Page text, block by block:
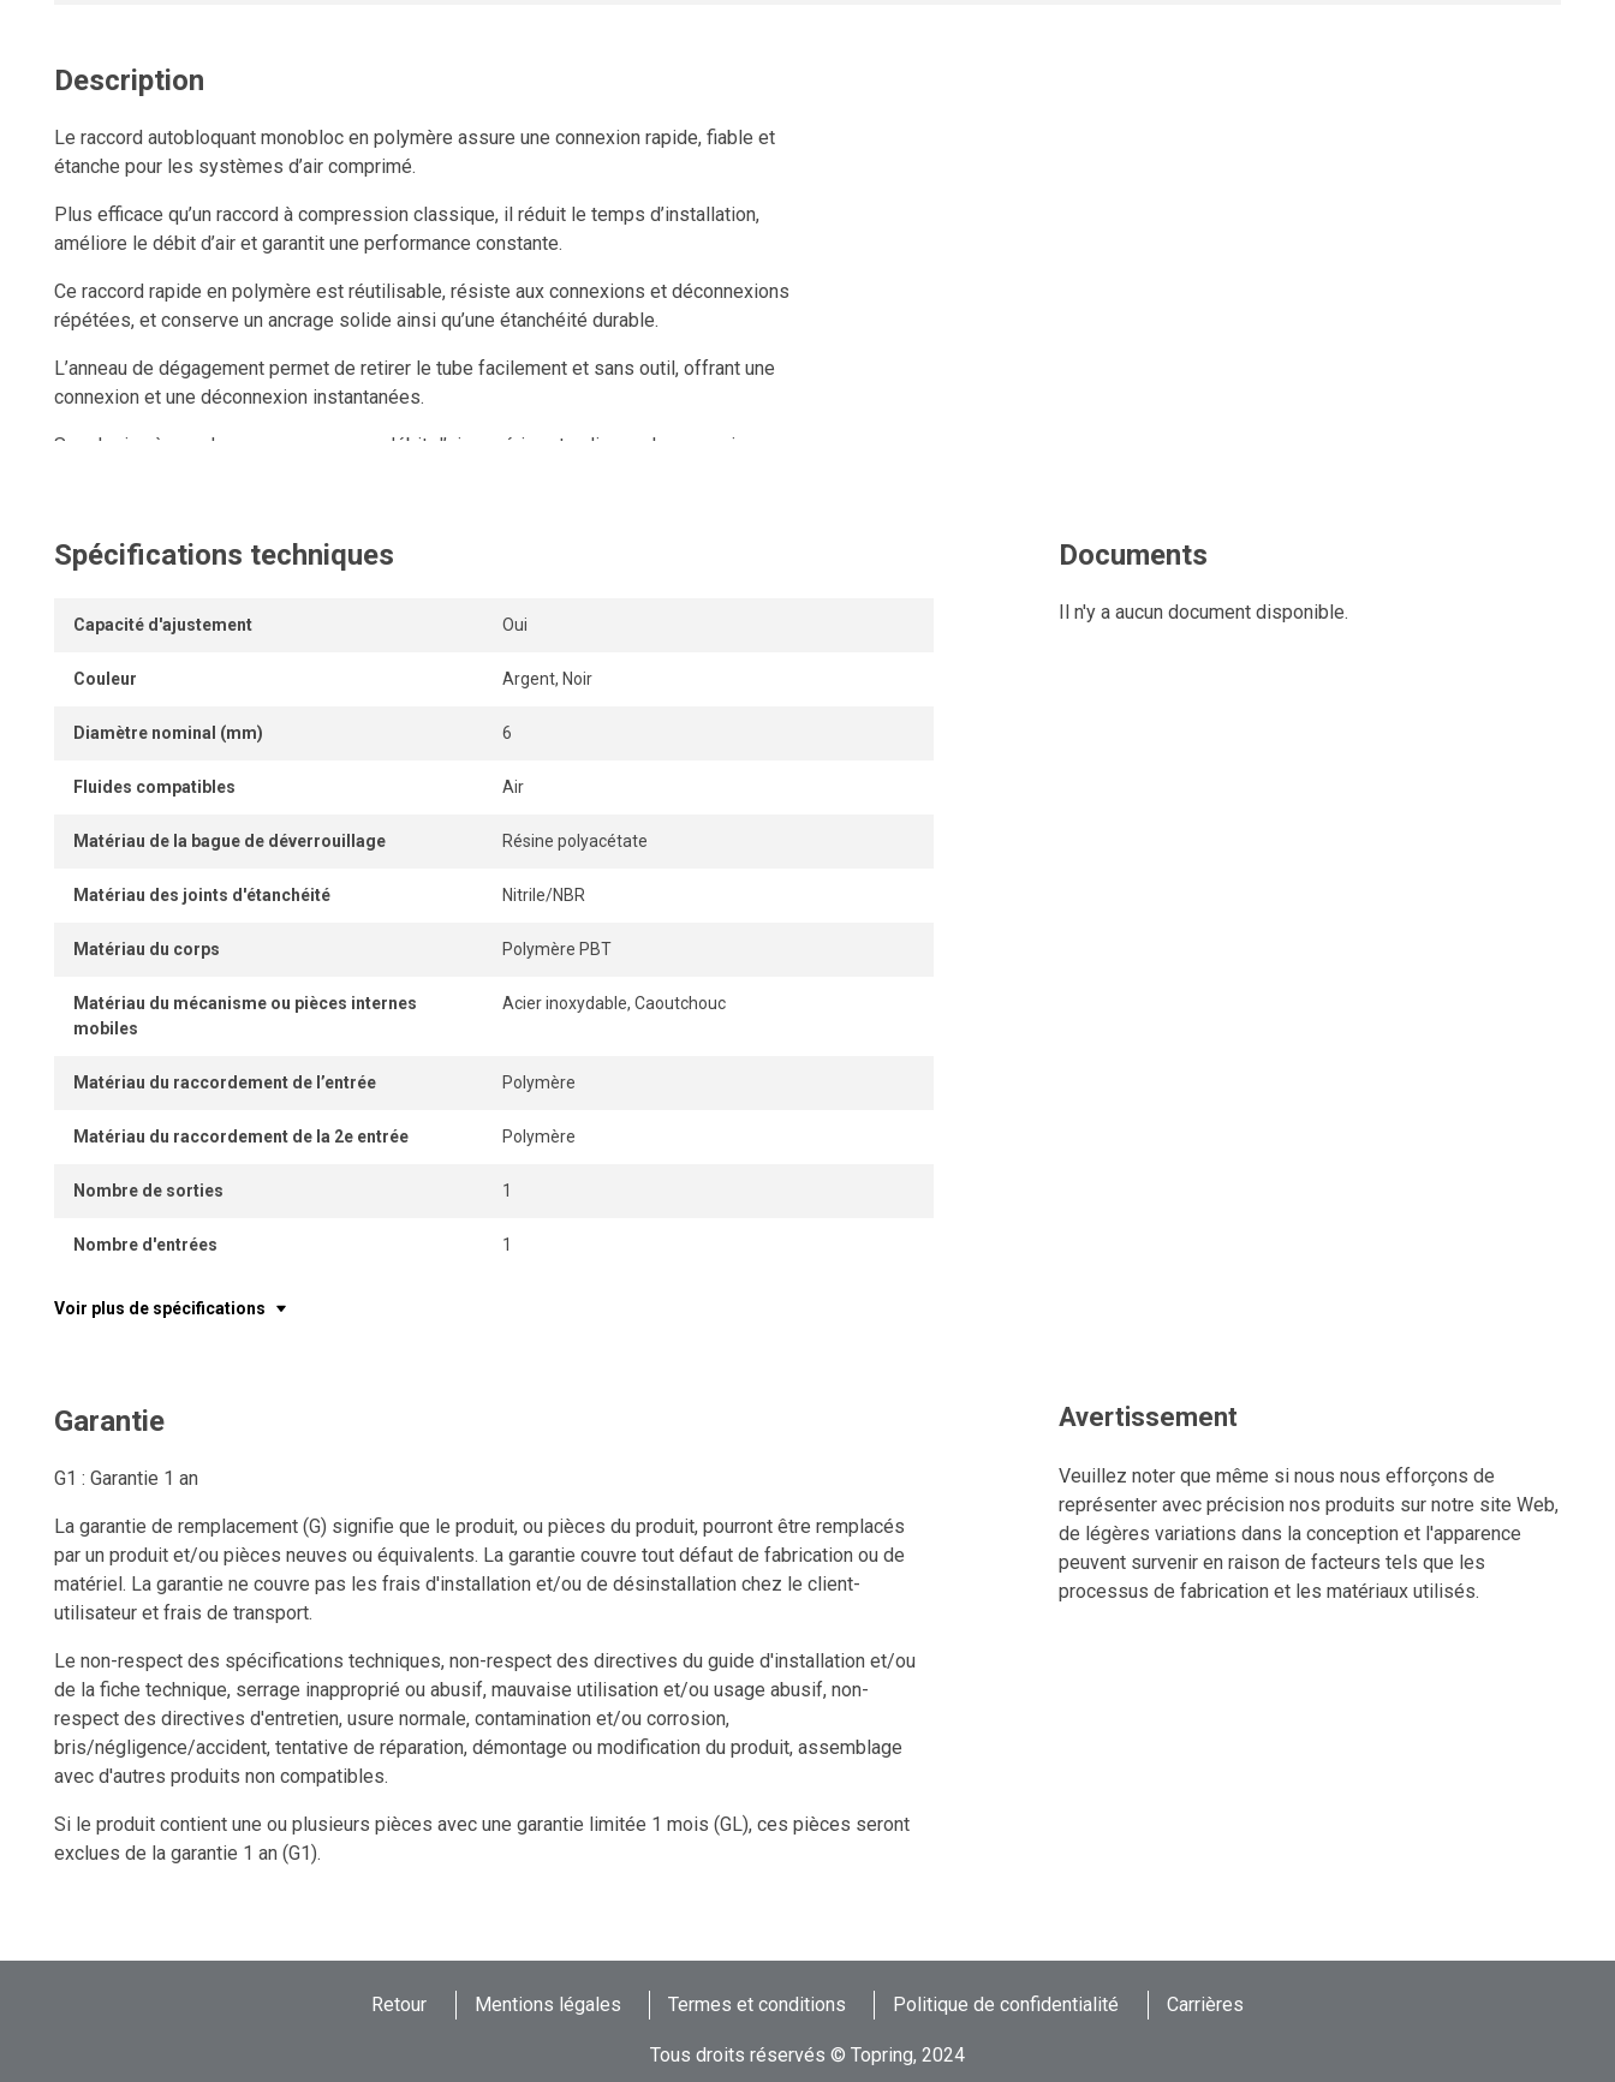
Description
Le raccord autobloquant monobloc en polymère assure une connexion rapide, fiable et
étanche pour les systèmes d’air comprimé.
Plus efficace qu’un raccord à compression classique, il réduit le temps d’installation,
améliore le débit d’air et garantit une performance constante.
Ce raccord rapide en polymère est réutilisable, résiste aux connexions et déconnexions
répétées, et conserve un ancrage solide ainsi qu’une étanchéité durable.
L’anneau de dégagement permet de retirer le tube facilement et sans outil, offrant une
connexion et une déconnexion instantanées.
Son design à grand passage assure un débit d’air supérieur, tandis que la connexion
Spécifications techniques
Capacité d'ajustement Oui
Couleur Argent, Noir
Diamètre nominal (mm) 6
Fluides compatibles Air
Matériau de la bague de déverrouillage Résine polyacétate
Matériau des joints d'étanchéité Nitrile/NBR
Matériau du corps Polymère PBT
Matériau du mécanisme ou pièces internes
mobiles
Acier inoxydable, Caoutchouc
Matériau du raccordement de l’entrée Polymère
Matériau du raccordement de la 2e entrée Polymère
Nombre de sorties 1
Nombre d'entrées 1
Voir plus de spécifications
Documents
Il n'y a aucun document disponible.
Garantie
G1 : Garantie 1 an
La garantie de remplacement (G) signifie que le produit, ou pièces du produit, pourront être remplacés
par un produit et/ou pièces neuves ou équivalents. La garantie couvre tout défaut de fabrication ou de
matériel. La garantie ne couvre pas les frais d'installation et/ou de désinstallation chez le client-
utilisateur et frais de transport.
Le non-respect des spécifications techniques, non-respect des directives du guide d'installation et/ou
de la fiche technique, serrage inapproprié ou abusif, mauvaise utilisation et/ou usage abusif, non-
respect des directives d'entretien, usure normale, contamination et/ou corrosion,
bris/négligence/accident, tentative de réparation, démontage ou modification du produit, assemblage
avec d'autres produits non compatibles.
Si le produit contient une ou plusieurs pièces avec une garantie limitée 1 mois (GL), ces pièces seront
exclues de la garantie 1 an (G1).
Avertissement
Veuillez noter que même si nous nous efforçons de
représenter avec précision nos produits sur notre site Web,
de légères variations dans la conception et l'apparence
peuvent survenir en raison de facteurs tels que les
processus de fabrication et les matériaux utilisés.
Retour Mentions légales Termes et conditions Politique de confidentialité Carrières
Tous droits réservés © Topring, 2024